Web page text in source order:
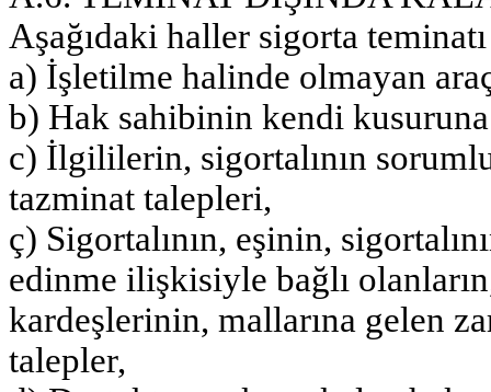
Aşağıdaki haller sigorta teminatı
a) İşletilme halinde olmayan
b) Hak sahibinin kendi
c) İlgililerin, sigortalının
tazminat talepleri,
ç) Sigortalının, eşinin,
edinme ilişkisiyle bağlı
kardeşlerinin, mallarına gelen
talepler,